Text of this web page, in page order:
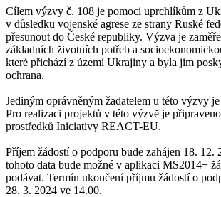
Cílem výzvy č. 108 je pomoci uprchlíkům z
v důsledku vojenské agrese ze strany Ruské
přesunout do České republiky. Výzva je
základních životních potřeb a
které přichází z území Ukrajiny a byla jim
ochrana.
Jediným oprávněným žadatelem u této výzvy
Pro realizaci projektů v této výzvě je
prostředků Iniciativy REACT-EU.
Příjem žádostí o podporu bude zahájen 18. 12.
tohoto data bude možné v aplikaci MS2014+
podávat. Termín ukončení příjmu žádostí o
28. 3. 2024 ve 14.00.